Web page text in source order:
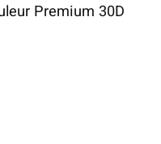
Premium 30D